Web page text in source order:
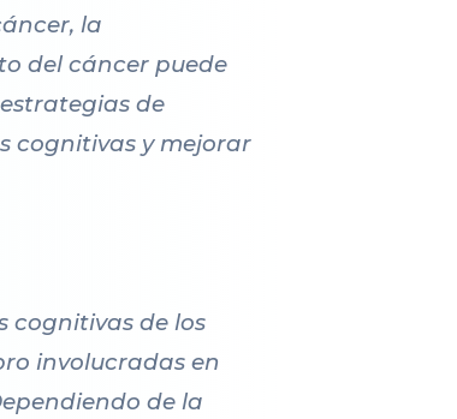
la
del cáncer puede
de
cognitivas y mejorar
cognitivas de los
involucradas en
de la